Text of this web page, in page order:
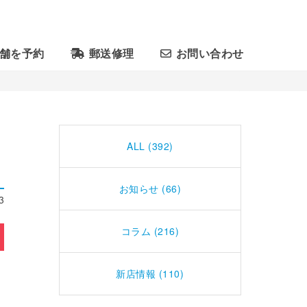
を予約 郵送修理 お問い合わせ
ALL (392)
お知らせ (66)
コラム (216)
新店情報 (110)